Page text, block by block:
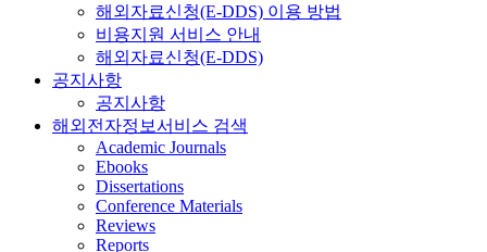
해외자료신청(E-DDS) 이용 방법
비용지원 서비스 안내
해외자료신청(E-DDS)
공지사항
공지사항
해외전자정보서비스 검색
Academic Journals
Ebooks
Dissertations
Conference Materials
Reviews
Reports